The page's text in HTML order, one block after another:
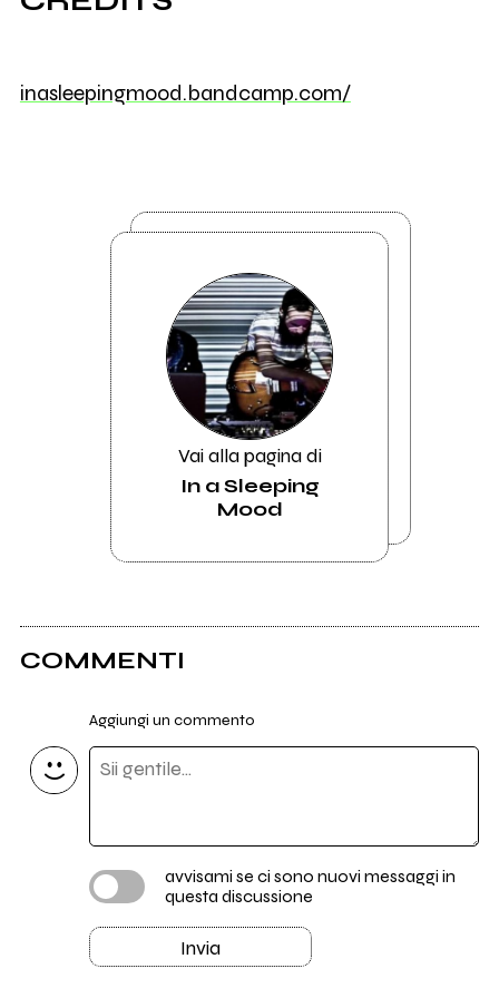
inasleepingmood.bandcamp.com/
Vai alla pagina di
In a Sleeping
Mood
COMMENTI
Aggiungi un commento
avvisami se ci sono nuovi messaggi in
questa discussione
Invia